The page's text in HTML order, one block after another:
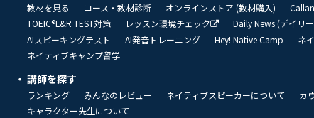
教材を見る コース・教材診断 オンラインストア (教材購入)
TOEIC®L&R TEST対策
レッスン環境チェック
Daily News (デイリ
AIスピーキングテスト
AI発音トレーニング Hey! Native Camp
ネ
ネイティブキャンプ留学
講師を探す
ランキング みんなのレビュー ネイティブスピーカーについて
カ
キャラクター先生について